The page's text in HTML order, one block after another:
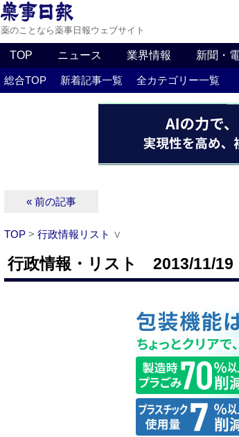
薬のことなら薬事日報ウェブサイト
TOP ニュース 業界情報 新聞・
総合TOP 新着記事一覧 全カテゴリー一覧
« 前の記事
TOP > 行政情報リスト ∨
行政情報・リスト 2013/11/19